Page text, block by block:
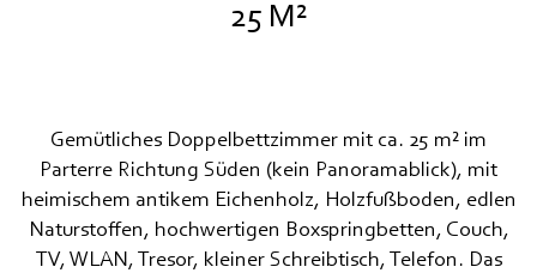
Angebote
Reiserücktrittsversicherung
MOUNTAIN SPA & WELLNESS
FEEL THE DOLOMITES
25 M²
Gemütliches Doppelbettzimmer mit ca. 25 m² im
Parterre Richtung Süden (kein Panoramablick), mit
heimischem antikem Eichenholz, Holzfußboden, edlen
Naturstoffen, hochwertigen Boxspringbetten, Couch,
TV, WLAN, Tresor, kleiner Schreibtisch, Telefon. Das